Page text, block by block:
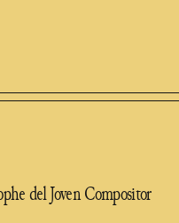
del Joven Compositor